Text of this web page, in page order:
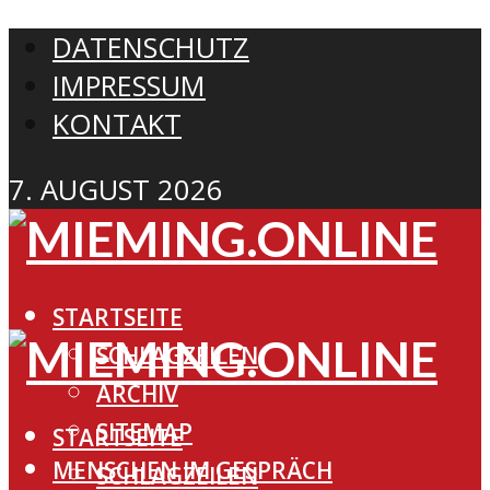
DATENSCHUTZ
IMPRESSUM
KONTAKT
7. AUGUST 2026
STARTSEITE
SCHLAGZEILEN
ARCHIV
SITEMAP
MENSCHEN IM GESPRÄCH
STARTSEITE
SCHLAGZEILEN